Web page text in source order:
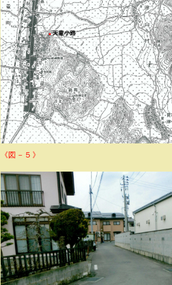
《図－５》